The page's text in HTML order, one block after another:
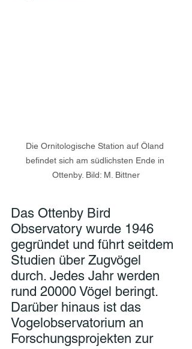
Die Ornitologische Station auf Öland
befindet sich am südlichsten Ende in
Ottenby. Bild: M. Bittner
Das Ottenby Bird
Observatory wurde 1946
gegründet und führt seitdem
Studien über Zugvögel
durch. Jedes Jahr werden
rund 20000 Vögel beringt.
Darüber hinaus ist das
Vogelobservatorium an
Forschungsprojekten zur